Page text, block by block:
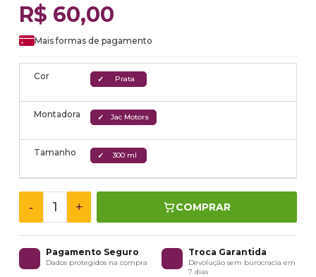
R$ 60,00
Mais formas de pagamento
Cor Prata
Montadora Jac Motors
Tamanho 300 ml
- + COMPRAR
Pagamento Seguro
Dados protegidos na compra
Troca Garantida
Devolução sem burocracia em
7 dias